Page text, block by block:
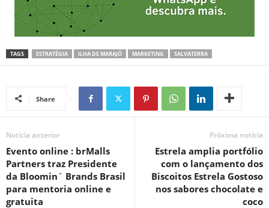
TAGS ESTRATÉGIA ILHA DE MARAJÓ MARKETING SALVATERRA
Share
Notícia anterior
Evento online : brMalls
Partners traz Presidente
da Bloomin´ Brands Brasil
para mentoria online e
gratuita
Próxima notícia
Estrela amplia portfólio
com o lançamento dos
Biscoitos Estrela Gostoso
nos sabores chocolate e
coco